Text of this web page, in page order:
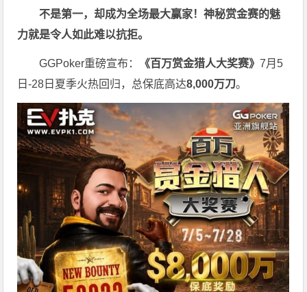
不是第一，却成为全场最大赢家！神秘赏金赛的魅
力就是令人如此难以抗拒。
GGPoker重磅宣布： 《百万赏金猎人大奖赛》7月5
日-28日夏季火热回归，总保底高达8,000万刀。